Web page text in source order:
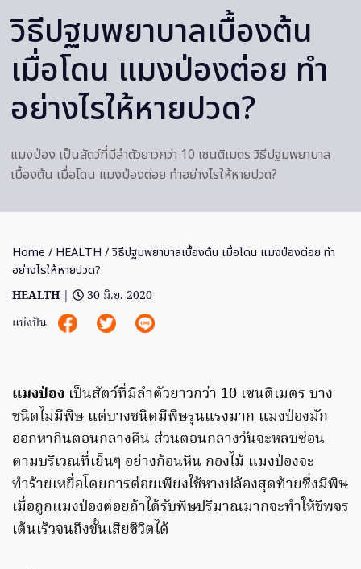
วิธีปฐมพยาบาลเบื้องต้น
เมื่อโดน แมงป่องต่อย ทํา
อย่างไรให้หายปวด?
แมงป่อง เป็นสัตว์ที่มีลำตัวยาวกว่า 10 เซนติเมตร วิธีปฐมพยาบาล
เบื้องต้น เมื่อโดน แมงป่องต่อย ทําอย่างไรให้หายปวด?
Home / HEALTH / วิธีปฐมพยาบาลเบื้องต้น เมื่อโดน แมงป่องต่อย ทํา
อย่างไรให้หายปวด?
HEALTH |
30 มิ.ย. 2020
แบ่งปัน
แมงป่อง เป็นสัตว์ที่มีลำตัวยาวกว่า 10 เซนติเมตร บาง
ชนิดไม่มีพิษ แต่บางชนิดมีพิษรุนแรงมาก แมงป่องมัก
ออกหากินตอนกลางคืน ส่วนตอนกลางวันจะหลบซ่อน
ตามบริเวณที่เย็นๆ อย่างก้อนหิน กองไม้ แมงป่องจะ
ทำร้ายเหยื่อโดยการต่อยเพียงใช้หางปล้องสุดท้ายซึ่งมีพิษ
เมื่อถูกแมงป่องต่อยถ้าได้รับพิษปริมาณมากจะทำให้ชีพจร
เต้นเร็วจนถึงขั้นเสียชีวิตได้